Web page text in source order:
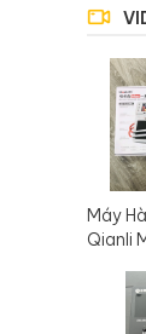
Máy
Qianli